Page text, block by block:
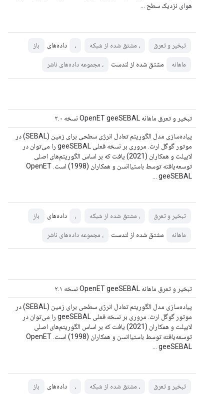
هوای نزدیک سطح ...
تبخیر و تعرق ، مشتق شده از شبکه ، داده‌های باز
ماهانه مشتق شده از لندست ، مجموعه داده‌های ناشر
تبخیر و تعرق ماهانه OpenET geeSEBAL نسخه ۲.۰
پیاده‌سازی مدل الگوریتم تعادل انرژی سطحی برای زمین (SEBAL) در
موتور گوگل ارث. مروری بر نسخه فعلی geeSEBAL را می‌توان در
لایپلت و همکاران (2021) یافت که بر اساس الگوریتم‌های اصلی
توسعه‌یافته توسط باستیاانسن و همکاران (1998) است. OpenET
geeSEBAL ...
تبخیر و تعرق ، مشتق شده از شبکه ، داده‌های باز
ماهانه مشتق شده از لندست ، مجموعه داده‌های ناشر
تبخیر و تعرق ماهانه OpenET geeSEBAL نسخه ۲.۱
پیاده‌سازی مدل الگوریتم تعادل انرژی سطحی برای زمین (SEBAL) در
موتور گوگل ارث. مروری بر نسخه فعلی geeSEBAL را می‌توان در
لایپلت و همکاران (2021) یافت که بر اساس الگوریتم‌های اصلی
توسعه‌یافته توسط باستیاانسن و همکاران (1998) است. OpenET
geeSEBAL ...
تبخیر و تعرق ، مشتق شده از شبکه ، داده‌های باز